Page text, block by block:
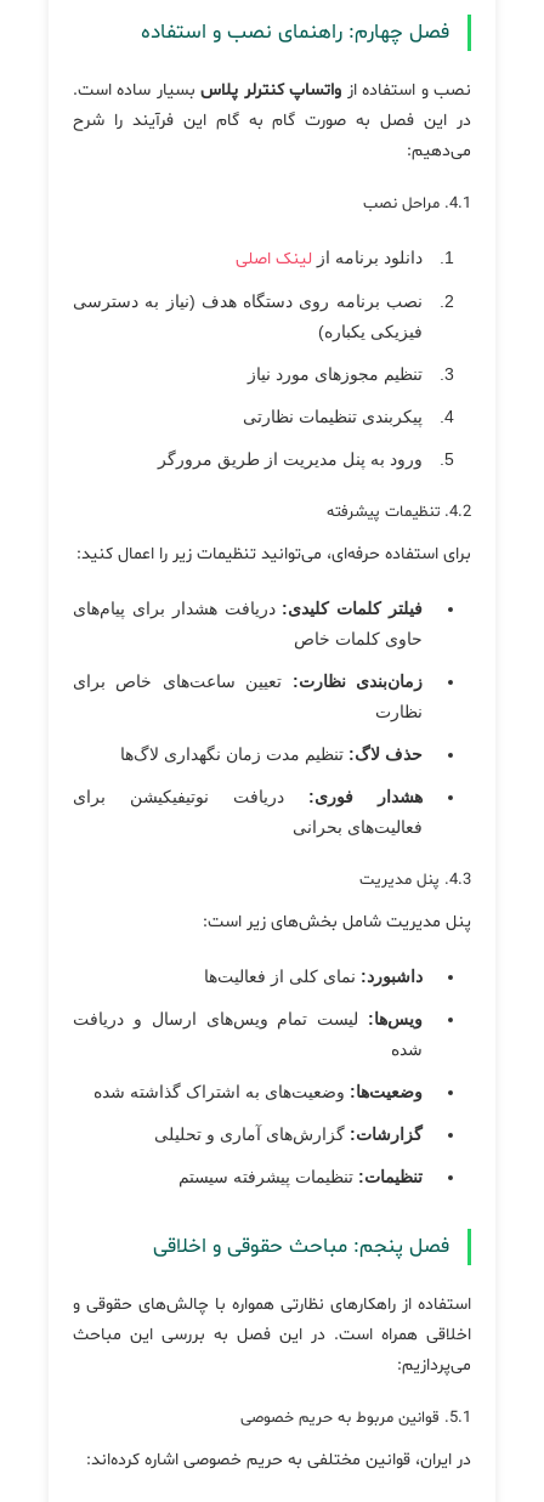
فصل چهارم: راهنمای نصب و استفاده
نصب و استفاده از واتساپ کنترلر پلاسبسیار ساده است.
در این فصل به صورت گام به گام این فرآیند را شرح
می‌دهیم:
4.1. مراحل نصب
دانلود برنامه از لینک اصلی
نصب برنامه روی دستگاه هدف (نیاز به دسترسی
فیزیکی یکباره)
تنظیم مجوزهای مورد نیاز
پیکربندی تنظیمات نظارتی
ورود به پنل مدیریت از طریق مرورگر
4.2. تنظیمات پیشرفته
برای استفاده حرفه‌ای، می‌توانید تنظیمات زیر را اعمال کنید:
فیلتر کلمات کلیدی: دریافت هشدار برای پیام‌های
حاوی کلمات خاص
زمان‌بندی نظارت: تعیین ساعت‌های خاص برای
نظارت
حذف لاگ: تنظیم مدت زمان نگهداری لاگ‌ها
هشدار فوری: دریافت نوتیفیکیشن برای
فعالیت‌های بحرانی
4.3. پنل مدیریت
پنل مدیریت شامل بخش‌های زیر است:
داشبورد: نمای کلی از فعالیت‌ها
ویس‌ها: لیست تمام ویس‌های ارسال و دریافت
شده
وضعیت‌ها: وضعیت‌های به اشتراک گذاشته شده
گزارشات: گزارش‌های آماری و تحلیلی
تنظیمات: تنظیمات پیشرفته سیستم
فصل پنجم: مباحث حقوقی و اخلاقی
استفاده از راهکارهای نظارتی همواره با چالش‌های حقوقی و
اخلاقی همراه است. در این فصل به بررسی این مباحث
می‌پردازیم:
5.1. قوانین مربوط به حریم خصوصی
در ایران، قوانین مختلفی به حریم خصوصی اشاره کرده‌اند: